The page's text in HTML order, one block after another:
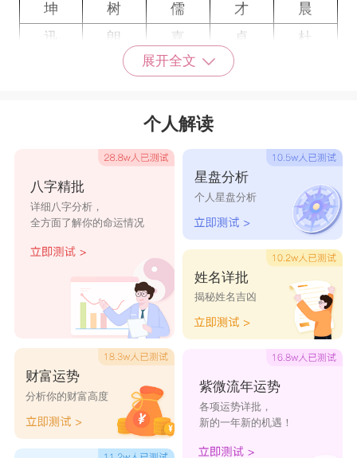
坤
树 儒 才
晨
迅
朗 嘉 卓
杜
祖
园
盛 时 鹏
思
迪
胜
优
西
展开全文
个人解读
八字精批
详细八字分析，
全方面了解你的命运情况
财富运势
分析你的财富高度
星盘分析
个人星盘分析
姓名详批
揭秘姓名吉凶
紫微流年运势
各项运势详批，
新的一年新的机遇！